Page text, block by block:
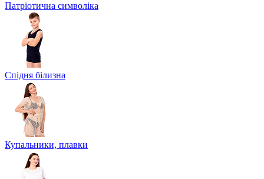
Патріотична символіка
Спідня білизна
Купальники, плавки